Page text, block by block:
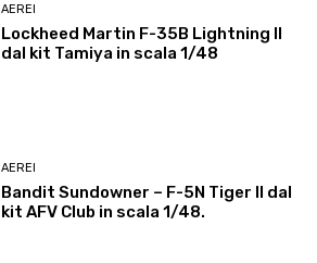
AEREI
Lockheed Martin F-35B Lightning II
dal kit Tamiya in scala 1/48
AEREI
Bandit Sundowner – F-5N Tiger II dal
kit AFV Club in scala 1/48.